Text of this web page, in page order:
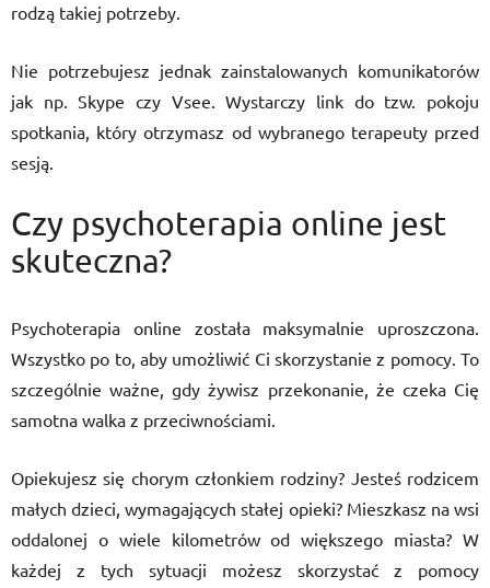
rodzą takiej potrzeby.
Nie potrzebujesz jednak zainstalowanych komunikatorów
jak np. Skype czy Vsee. Wystarczy link do tzw. pokoju
spotkania, który otrzymasz od wybranego terapeuty przed
sesją.
Czy psychoterapia online jest
skuteczna?
Psychoterapia online została maksymalnie uproszczona.
Wszystko po to, aby umożliwić Ci skorzystanie z pomocy. To
szczególnie ważne, gdy żywisz przekonanie, że czeka Cię
samotna walka z przeciwnościami.
Opiekujesz się chorym członkiem rodziny? Jesteś rodzicem
małych dzieci, wymagających stałej opieki? Mieszkasz na wsi
oddalonej o wiele kilometrów od większego miasta? W
każdej z tych sytuacji możesz skorzystać z pomocy